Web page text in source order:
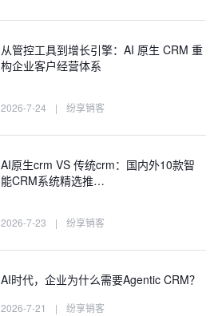
从管控工具到增长引擎：AI 原生 CRM 重
构企业客户经营体系
2026-7-24 | 纷享销客
AI原生crm VS 传统crm：国内外10款智
能CRM系统精选推…
2026-7-23 | 纷享销客
AI时代，企业为什么需要Agentic CRM？
2026-7-21 | 纷享销客